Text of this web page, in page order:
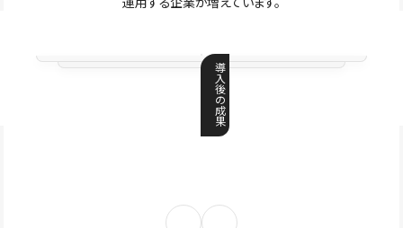
導
入
後
の
成
果